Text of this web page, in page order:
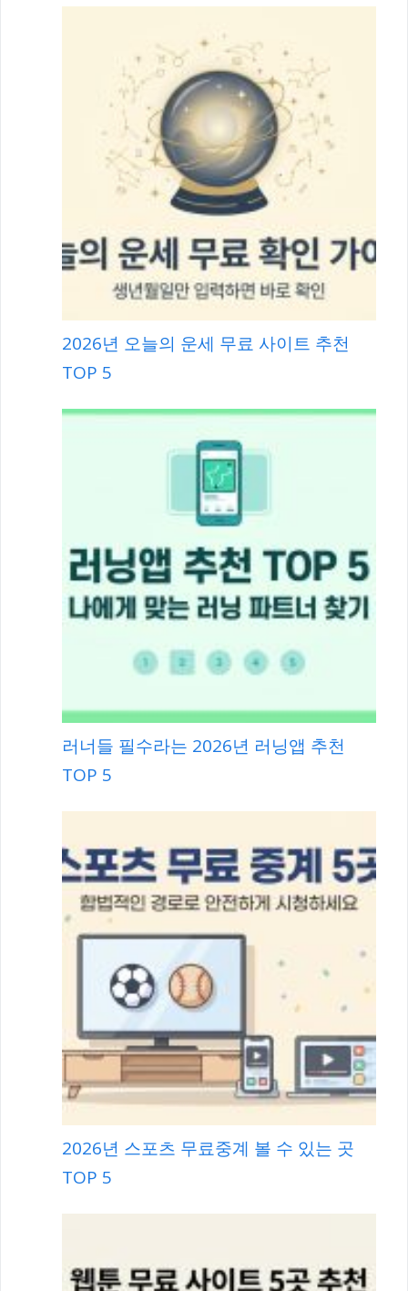
가장 좋은 무료법률상담센터 BEST 5
2026년 오늘의 운세 무료 사이트 추천
러너들 필수라는 2026년 러닝앱 추천
TOP 5
TOP 5